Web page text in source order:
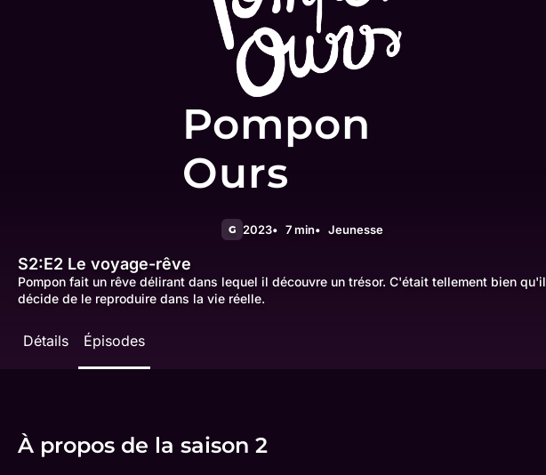
Pompon
Ours
G 2023 7 min Jeunesse
S2:E2 Le voyage-rêve
Pompon fait un rêve délirant dans lequel il découvre un trésor. C'était tellement bien qu'il
décide de le reproduire dans la vie réelle.
Détails Épisodes
À propos de la saison 2